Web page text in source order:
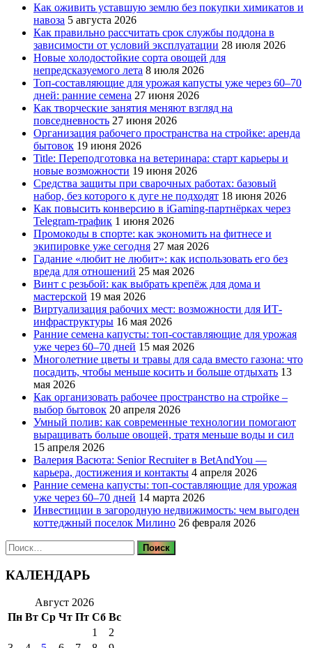
Как оживить уставшую землю без покупки химикатов и
навоза 5 августа 2026
Как правильно рассчитать срок службы поддона в
зависимости от условий эксплуатации 28 июля 2026
Новые холодостойкие сорта овощей для
непредсказуемого лета 8 июля 2026
Топ-составляющие для урожая капусты уже через 60–70
дней: ранние семена 27 июня 2026
Как творческие занятия меняют взгляд на
повседневность 27 июня 2026
Организация рабочего пространства на стройке: аренда
бытовок 19 июня 2026
Title: Переподготовка на ветеринара: старт карьеры и
новые возможности 19 июня 2026
Средства защиты при сварочных работах: базовый
набор, без которого к дуге не подходят 18 июня 2026
Как повысить конверсию в iGaming-партнёрках через
Telegram-трафик 1 июня 2026
Промокоды в спорте: как экономить на фитнесе и
экипировке уже сегодня 27 мая 2026
Гадание «любит не любит»: как использовать его без
вреда для отношений 25 мая 2026
Винт с резьбой: как выбрать крепёж для дома и
мастерской 19 мая 2026
Виртуализация рабочих мест: возможности для ИТ-
инфраструктуры 16 мая 2026
Ранние семена капусты: топ‑составляющие для урожая
уже через 60–70 дней 15 мая 2026
Многолетние цветы и травы для сада вместо газона: что
посадить, чтобы меньше косить и больше отдыхать 13
мая 2026
Как организовать рабочее пространство на стройке –
выбор бытовок 20 апреля 2026
Умный полив: как современные технологии помогают
выращивать больше овощей, тратя меньше воды и сил
15 апреля 2026
Валерия Васюта: Senior Recruiter в BetAndYou —
карьера, достижения и контакты 4 апреля 2026
Ранние семена капусты: топ‑составляющие для урожая
уже через 60–70 дней 14 марта 2026
Инвестиции в загородную недвижимость: чем выгоден
коттеджный поселок Милино 26 февраля 2026
Найти:
КАЛЕНДАРЬ
Август 2026
Пн Вт Ср Чт Пт Сб Вс
1
2